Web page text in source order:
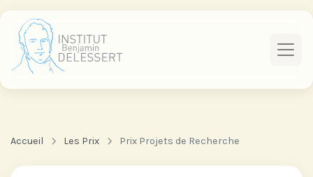
Accueil Les Prix Prix Projets de Recherche